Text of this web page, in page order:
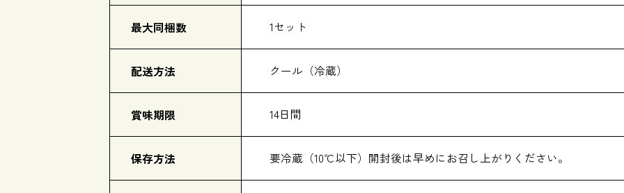
最大同梱数 1セット
配送方法 クール（冷蔵）
賞味期限 14日間
保存方法 要冷蔵（10℃以下）開封後は早めにお召し上がりください。